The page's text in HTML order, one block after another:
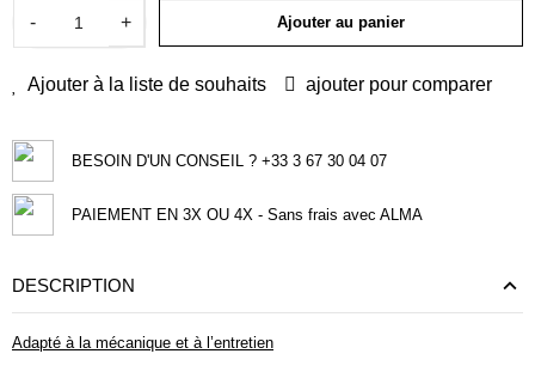
- + Ajouter au panier
Ajouter à la liste de souhaits ajouter pour comparer
BESOIN D'UN CONSEIL ? +33 3 67 30 04 07
PAIEMENT EN 3X OU 4X - Sans frais avec ALMA
DESCRIPTION
Adapté à la mécanique et à l’entretien